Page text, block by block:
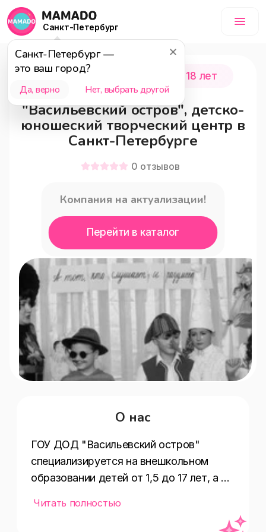
Санкт-Петербург
Санкт-Петербург—
это ваш город?
Да, верно Нет, выбрать другой
Санкт-Петербург 0 - 18 лет
"Васильевский остров", детско-
юношеский творческий центр в
Санкт-Петербурге
0 отзывов
Компания на актуализации!
Перейти в каталог
О нас
ГОУ ДОД "Васильевский остров"
специализируется на внешкольном
образовании детей от 1,5 до 17 лет, а
Читать полностью